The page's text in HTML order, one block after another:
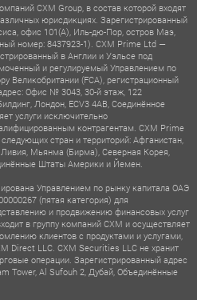
CXM Group, в состав которой входят
юрисдикциях. Зарегистрированный
офис 101(A), Иль-дю-Пор, остров Маэ,
номер: 8437923-1). CXM Prime Ltd —
в Англии и Уэльсе под
и регулируемый Управлением по
Великобритании (FCA), регистрационный
Офис № 3043, 30-й этаж, 122
Лондон, ECV3 4AB, Соединённое
услуги исключительно
контрагентам. CXM Prime
стран и территорий: Афганистан,
Ливия, Мьянма (Бирма), Северная Корея,
Штаты Америки и Йемен.
Управлением по рынку капитала ОАЭ
(пятая категория) для
и продвижению финансовых услуг
в группу компаний CXM и осуществляет
клиентов с продуктами и услугами,
Direct LLC. CXM Securities LLC не хранит
операции. Зарегистрированный адрес
Tower, Al Sufouh 2, Дубай, Объединённые